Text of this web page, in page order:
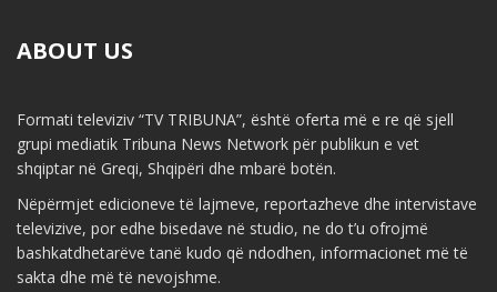
ABOUT US
Formati televiziv “TV TRIBUNA”, është oferta më e re që sjell
grupi mediatik Tribuna News Network për publikun e vet
shqiptar në Greqi, Shqipëri dhe mbarë botën.
Nëpërmjet edicioneve të lajmeve, reportazheve dhe intervistave
televizive, por edhe bisedave në studio, ne do t’u ofrojmë
bashkatdhetarëve tanë kudo që ndodhen, informacionet më të
sakta dhe më të nevojshme.